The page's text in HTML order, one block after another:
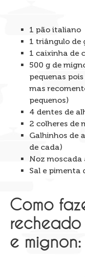
1 pão italiano
1 triângulo de
1 caixinha de
500 g de
pequenas
mas
pequenos)
4 dentes de
2 colheres de
Galhinhos de
de cada)
Noz moscada
Sal e pimenta
Como
e mignon: